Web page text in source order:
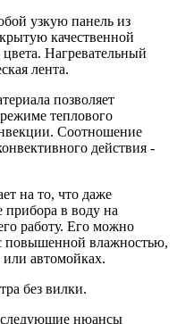
узкую панель из
качественной
Нагревательный
лента.
позволяет
теплового
Соотношение
действия -
на то, что даже
прибора в воду на
работу. Его можно
повышенной влажностью,
автомойках.
без вилки.
следующие нюансы